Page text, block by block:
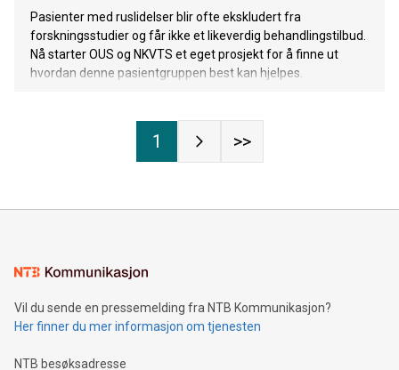
Pasienter med ruslidelser blir ofte ekskludert fra
forskningsstudier og får ikke et likeverdig behandlingstilbud.
Nå starter OUS og NKVTS et eget prosjekt for å finne ut
hvordan denne pasientgruppen best kan hjelpes.
1 >>
Vil du sende en pressemelding fra NTB Kommunikasjon?
Her finner du mer informasjon om tjenesten
NTB besøksadresse